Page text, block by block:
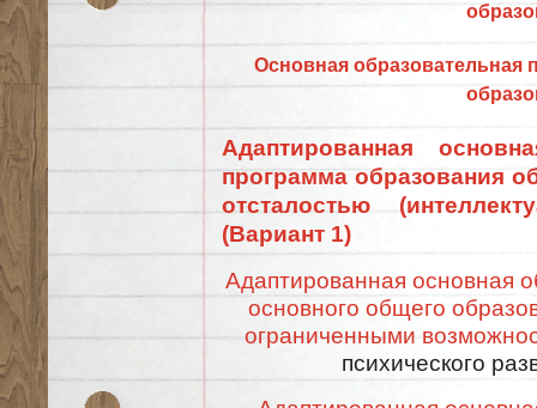
Основная образовательная
Адаптированная
программа образования
отсталостью
(Вариант 1)
Адаптированная основная
основного общего
ограниченными
психического